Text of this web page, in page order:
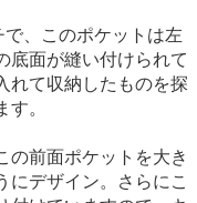
、このポケットは左
底面が縫い付けられて
れて収納したものを探
。
の前面ポケットを大き
にデザイン。さらにこ